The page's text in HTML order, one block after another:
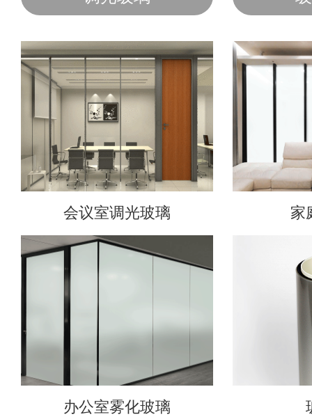
会议室调光玻璃 家
办公室雾化玻璃